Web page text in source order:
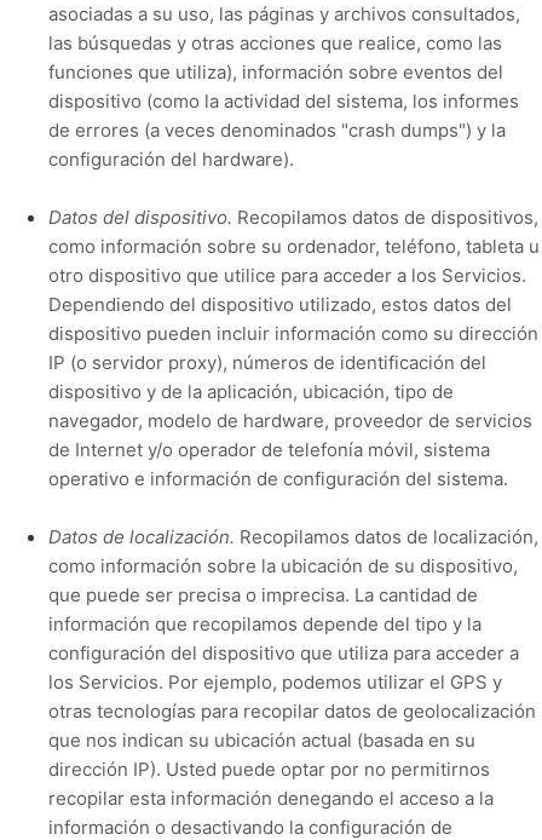
asociadas a su uso, las páginas y archivos consultados,
las búsquedas y otras acciones que realice, como las
funciones que utiliza), información sobre eventos del
dispositivo (como la actividad del sistema, los informes
de errores (a veces denominados "crash dumps") y la
configuración del hardware).
Datos del dispositivo. Recopilamos datos de dispositivos,
como información sobre su ordenador, teléfono, tableta u
otro dispositivo que utilice para acceder a los Servicios.
Dependiendo del dispositivo utilizado, estos datos del
dispositivo pueden incluir información como su dirección
IP (o servidor proxy), números de identificación del
dispositivo y de la aplicación, ubicación, tipo de
navegador, modelo de hardware, proveedor de servicios
de Internet y/o operador de telefonía móvil, sistema
operativo e información de configuración del sistema.
Datos de localización. Recopilamos datos de localización,
como información sobre la ubicación de su dispositivo,
que puede ser precisa o imprecisa. La cantidad de
información que recopilamos depende del tipo y la
configuración del dispositivo que utiliza para acceder a
los Servicios. Por ejemplo, podemos utilizar el GPS y
otras tecnologías para recopilar datos de geolocalización
que nos indican su ubicación actual (basada en su
dirección IP). Usted puede optar por no permitirnos
recopilar esta información denegando el acceso a la
información o desactivando la configuración de